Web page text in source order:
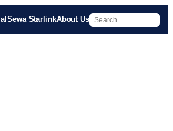
Sewa StarlinkAbout Us